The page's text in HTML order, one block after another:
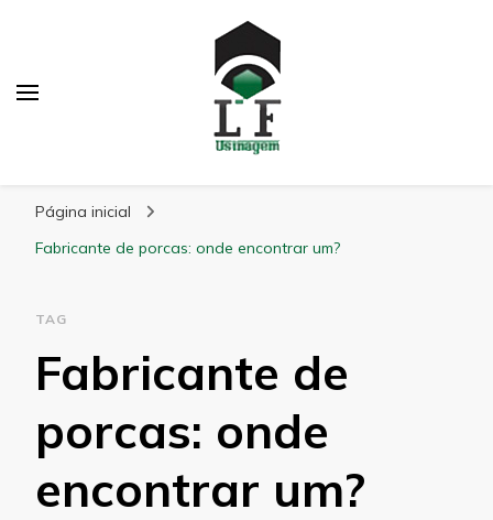
Página inicial
Fabricante de porcas: onde encontrar um?
TAG
Fabricante de
porcas: onde
encontrar um?